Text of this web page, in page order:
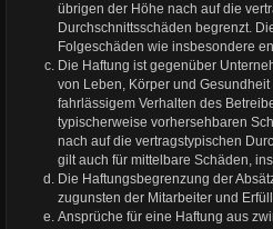
übrigen der Höhe nach auf die
Durchschnittsschäden begrenzt.
Folgeschäden wie insbesondere
Die Haftung ist gegenüber
von Leben, Körper und
fahrlässigem Verhalten des
typischerweise vorhersehbaren
nach auf die vertragstypischen
gilt auch für mittelbare Schäden,
Die Haftungsbegrenzung der
zugunsten der Mitarbeiter und
Ansprüche für eine Haftung aus